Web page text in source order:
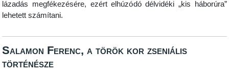
lázadás megfékezésére, ezért elhúzódó délvidéki „kis háborúra”
lehetett számítani.
Salamon Ferenc, a török kor zseniális
történésze